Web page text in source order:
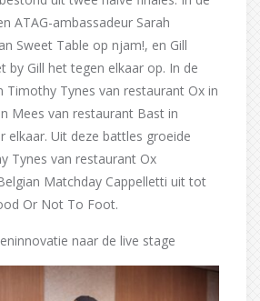
ATAG-ambassadeur Sarah
Sweet Table op njam!, en Gill
by Gill het tegen elkaar op. In de
Timothy Tynes van restaurant Ox in
Mees van restaurant Bast in
elkaar. Uit deze battles groeide
Tynes van restaurant Ox
Matchday Cappelletti uit tot
Or Not To Foot.
naar de live stage